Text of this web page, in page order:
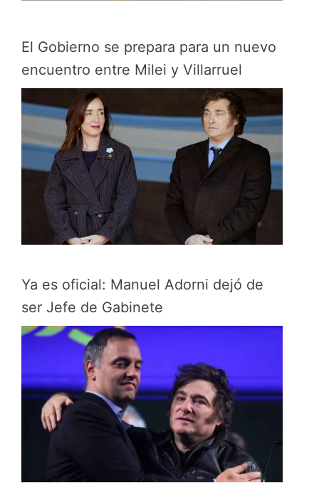
El Gobierno se prepara para un nuevo
encuentro entre Milei y Villarruel
Ya es oficial: Manuel Adorni dejó de
ser Jefe de Gabinete